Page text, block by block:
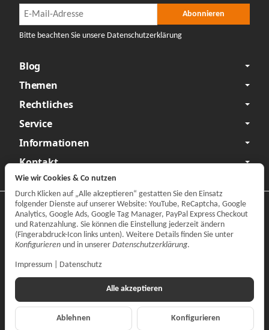
Newsletter Abonnieren Abonnieren
Bitte beachten Sie unsere Datenschutzerklärung
Blog
Themen
Rechtliches
Service
Informationen
Kontakt
Datenschutzerklärung•Impressum
Vertrag widerrufen
Alle Preise inkl. gesetzlicher MwSt., zzgl.Versand
Alle akzeptieren
Ablehnen Konfigurieren
Wie wir Cookies & Co nutzen
Durch Klicken auf „Alle akzeptieren“ gestatten Sie den Einsatz
folgender Dienste auf unserer Website: YouTube, ReCaptcha, Google
Analytics, Google Ads, Google Tag Manager, PayPal Express Checkout
und Ratenzahlung. Sie können die Einstellung jederzeit ändern
(Fingerabdruck-Icon links unten). Weitere Details finden Sie unter
Konfigurieren und in unserer Datenschutzerklärung.
Impressum Datenschutz